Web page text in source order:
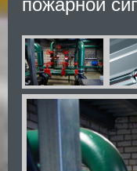
пожарной